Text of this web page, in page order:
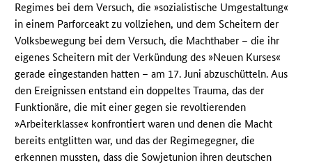
Regimes bei dem Versuch, die »sozialistische Umgestaltung«
in einem Parforceakt zu vollziehen, und dem Scheitern der
Volksbewegung bei dem Versuch, die Machthaber – die ihr
eigenes Scheitern mit der Verkündung des »Neuen Kurses«
gerade eingestanden hatten – am 17. Juni abzuschütteln. Aus
den Ereignissen entstand ein doppeltes Trauma, das der
Funktionäre, die mit einer gegen sie revoltierenden
»Arbeiterklasse« konfrontiert waren und denen die Macht
bereits entglitten war, und das der Regimegegner, die
erkennen mussten, dass die Sowjetunion ihren deutschen